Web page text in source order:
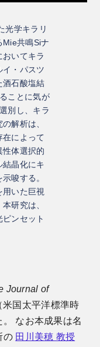
光学キラリ
Mie共鳴Siナ
おいてキラ
イ・パスツ
酒石酸塩結
ことに気が
別し、キラ
解析は、
在によって
性体選択的
結晶化にキ
唆する。
いた巨視
研究は、
ンセット
Journal of
国太平洋標準時
なお本成果は名
の 田川美穂 教授